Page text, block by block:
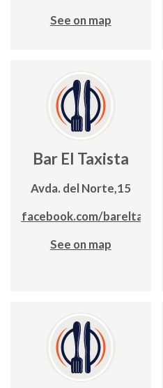
See on map
Bar El Taxista
Avda. del Norte,15
bareltaxista
See on map